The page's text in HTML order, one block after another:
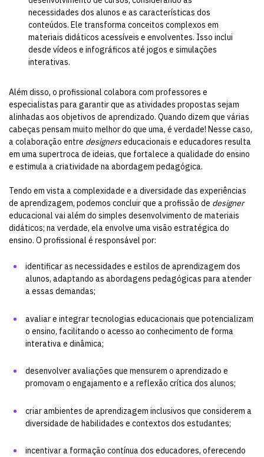
necessidades dos alunos e as características dos
conteúdos. Ele transforma conceitos complexos em
materiais didáticos acessíveis e envolventes. Isso inclui
desde vídeos e infográficos até jogos e simulações
interativas.
Além disso, o profissional colabora com professores e
especialistas para garantir que as atividades propostas sejam
alinhadas aos objetivos de aprendizado. Quando dizem que várias
cabeças pensam muito melhor do que uma, é verdade! Nesse caso,
a colaboração entre designerseducacionais e educadores resulta
em uma supertroca de ideias, que fortalece a qualidade do ensino
e estimula a criatividade na abordagem pedagógica.
Tendo em vista a complexidade e a diversidade das experiências
de aprendizagem, podemos concluir que a profissão de designer
educacional vai além do simples desenvolvimento de materiais
didáticos; na verdade, ela envolve uma visão estratégica do
ensino. O profissional é responsável por:
identificar as necessidades e estilos de aprendizagem dos
alunos, adaptando as abordagens pedagógicas para atender
a essas demandas;
avaliar e integrar tecnologias educacionais que potencializam
o ensino, facilitando o acesso ao conhecimento de forma
interativa e dinâmica;
desenvolver avaliações que mensurem o aprendizado e
promovam o engajamento e a reflexão crítica dos alunos;
criar ambientes de aprendizagem inclusivos que considerem a
diversidade de habilidades e contextos dos estudantes;
incentivar a formação contínua dos educadores, oferecendo